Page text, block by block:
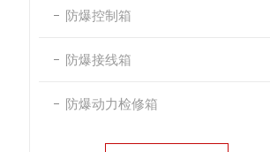
防爆控制箱
防爆接线箱
防爆动力检修箱